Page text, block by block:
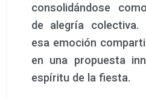
emoción de la
velada reunió a
institucionales, la
profesionales del
distribuidores,